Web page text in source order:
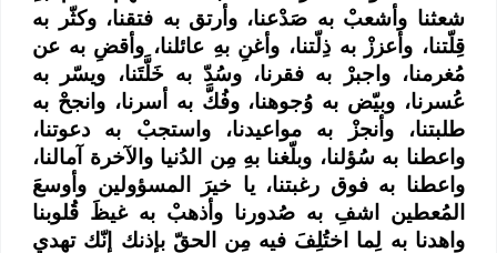
شعثنا وأشعبْ به صَدْعنا، وأرتق به فتقنا، وكثّر به
قِلّتنا، وأعززْ به ذِلّتنا، وأغنِ بهِ عائلنا، وأقضِ به عن
مُغرمنا، واجبرْ به فقرنا، وسُدّ به خَلَّتَنا، ويسّر به
عُسرنا، وبيّض به وُجوهنا، وفُكَّ به أسرنا، وانجحْ به
طلبتنا، وأنجزْ به مواعيدنا، واستجبْ به دعوتنا،
واعطنا به سُؤلنا، وبلّغنا بهِ مِن الدُنيا والآخرة آمالنا،
واعطنا به فوق رغبتنا، يا خيرَ المسؤولين وأوسعَ
المُعطين اشفِ به صُدورنا وأذهبْ به غيظَ قُلوبنا
واهدنا به لِما اختُلِفَ فيه مِن الحقّ بإذنك إنّك تهدي